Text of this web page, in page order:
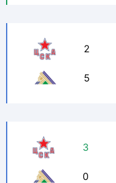
2
5
3
0